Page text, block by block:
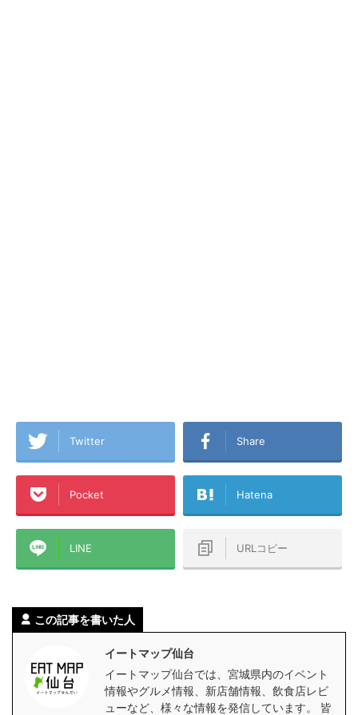
Twitter Share
Pocket Hatena
LINE URLコピー
この記事を書いた人
イートマップ仙台
イートマップ仙台では、宮城県内のイベント
情報やグルメ情報、新店舗情報、飲食店レビ
ューなど、様々な情報を発信しています。 皆